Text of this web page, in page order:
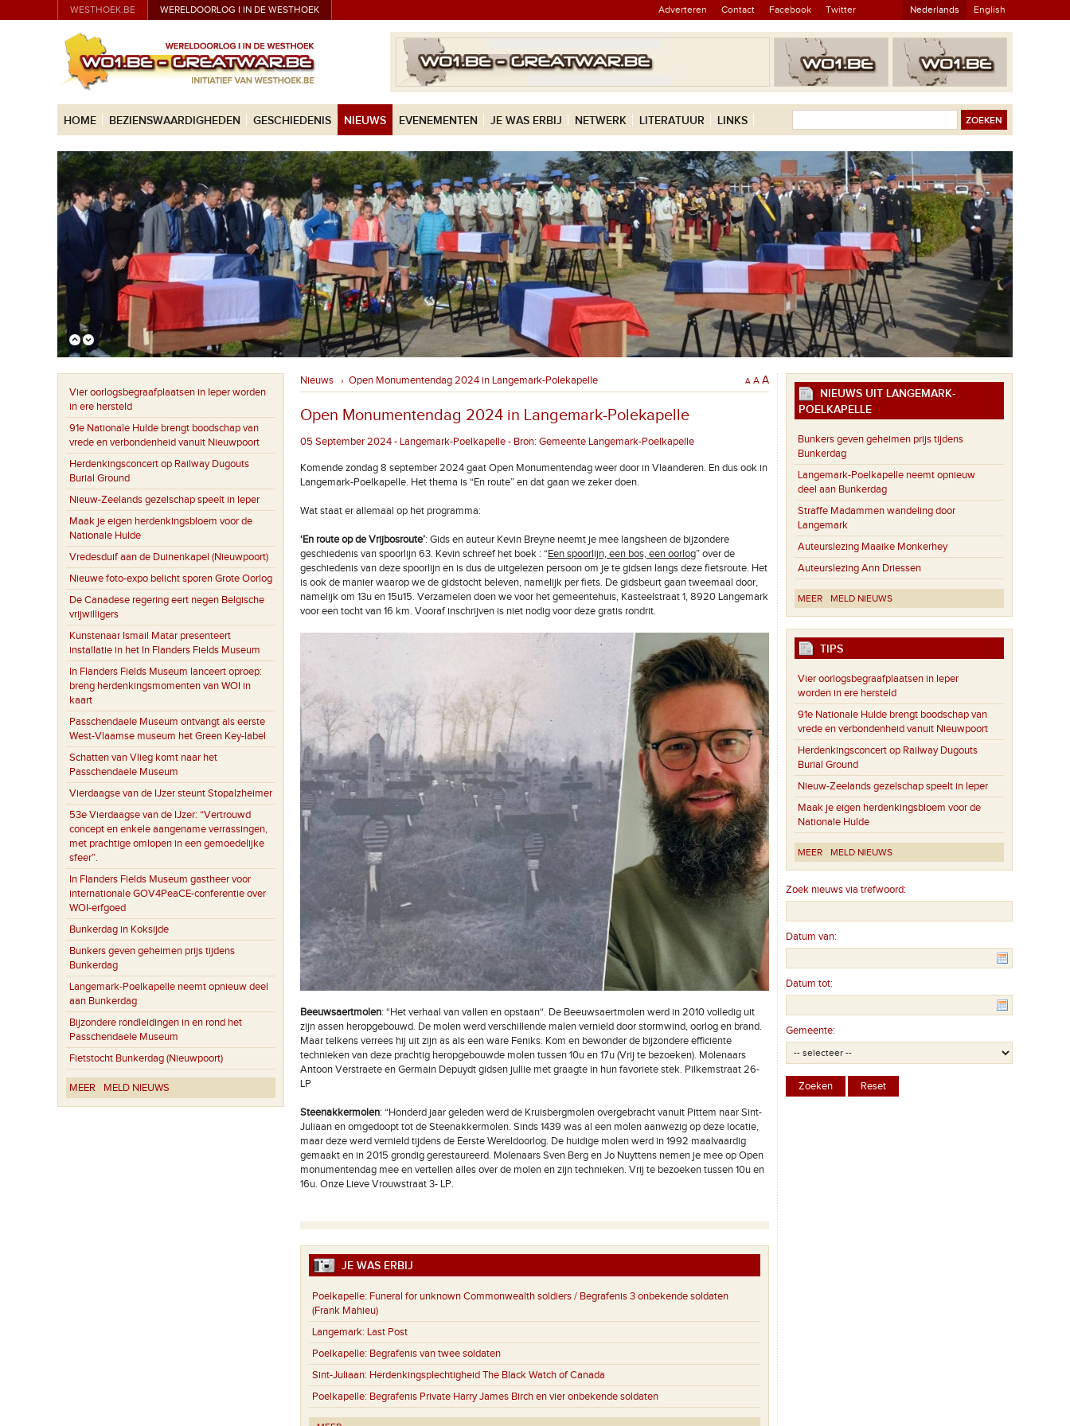
WESTHOEK.BE WERELDOORLOG I IN DE WESTHOEK Adverteren Contact Facebook Twitter Nederlands English
HOME BEZIENSWAARDIGHEDEN GESCHIEDENIS NIEUWS EVENEMENTEN JE WAS ERBIJ NETWERK LITERATUUR LINKS
Vier oorlogsbegraafplaatsen in Ieper worden
in ere hersteld
91e Nationale Hulde brengt boodschap van
vrede en verbondenheid vanuit Nieuwpoort
Herdenkingsconcert op Railway Dugouts
Burial Ground
Nieuw-Zeelands gezelschap speelt in Ieper
Maak je eigen herdenkingsbloem voor de
Nationale Hulde
Vredesduif aan de Duinenkapel (Nieuwpoort)
Nieuwe foto-expo belicht sporen Grote Oorlog
De Canadese regering eert negen Belgische
vrijwilligers
Kunstenaar Ismail Matar presenteert
installatie in het In Flanders Fields Museum
In Flanders Fields Museum lanceert oproep:
breng herdenkingsmomenten van WOI in
kaart
Passchendaele Museum ontvangt als eerste
West-Vlaamse museum het Green Key-label
Schatten van Vlieg komt naar het
Passchendaele Museum
Vierdaagse van de IJzer steunt Stopalzheimer
53e Vierdaagse van de IJzer: “Vertrouwd
concept en enkele aangename verrassingen,
met prachtige omlopen in een gemoedelijke
sfeer”.
In Flanders Fields Museum gastheer voor
internationale GOV4PeaCE-conferentie over
WOI-erfgoed
Bunkerdag in Koksijde
Bunkers geven geheimen prijs tijdens
Bunkerdag
Langemark-Poelkapelle neemt opnieuw deel
aan Bunkerdag
Bijzondere rondleidingen in en rond het
Passchendaele Museum
Fietstocht Bunkerdag (Nieuwpoort)
MEER MELD NIEUWS
Nieuws › Open Monumentendag 2024 in Langemark-Polekapelle A A A
Open Monumentendag 2024 in Langemark-Polekapelle
05 September 2024 - Langemark-Poelkapelle - Bron: Gemeente Langemark-Poelkapelle
Komende zondag 8 september 2024 gaat Open Monumentendag weer door in Vlaanderen. En dus ook in
Langemark-Poelkapelle. Het thema is “En route” en dat gaan we zeker doen.
Wat staat er allemaal op het programma:
‘En route op de Vrijbosroute’: Gids en auteur Kevin Breyne neemt je mee langsheen de bijzondere
geschiedenis van spoorlijn 63. Kevin schreef het boek : “Een spoorlijn, een bos, een oorlog” over de
geschiedenis van deze spoorlijn en is dus de uitgelezen persoon om je te gidsen langs deze fietsroute. Het
is ook de manier waarop we de gidstocht beleven, namelijk per fiets. De gidsbeurt gaan tweemaal door,
namelijk om 13u en 15u15. Verzamelen doen we voor het gemeentehuis, Kasteelstraat 1, 8920 Langemark
voor een tocht van 16 km. Vooraf inschrijven is niet nodig voor deze gratis rondrit.
Beeuwsaertmolen: “Het verhaal van vallen en opstaan“. De Beeuwsaertmolen werd in 2010 volledig uit
zijn assen heropgebouwd. De molen werd verschillende malen vernield door stormwind, oorlog en brand.
Maar telkens verrees hij uit zijn as als een ware Feniks. Kom en bewonder de bijzondere efficiënte
technieken van deze prachtig heropgebouwde molen tussen 10u en 17u (Vrij te bezoeken). Molenaars
Antoon Verstraete en Germain Depuydt gidsen jullie met graagte in hun favoriete stek. Pilkemstraat 26-
LP
Steenakkermolen: “Honderd jaar geleden werd de Kruisbergmolen overgebracht vanuit Pittem naar Sint-
Juliaan en omgedoopt tot de Steenakkermolen. Sinds 1439 was al een molen aanwezig op deze locatie,
maar deze werd vernield tijdens de Eerste Wereldoorlog. De huidige molen werd in 1992 maalvaardig
gemaakt en in 2015 grondig gerestaureerd. Molenaars Sven Berg en Jo Nuyttens nemen je mee op Open
monumentendag mee en vertellen alles over de molen en zijn technieken. Vrij te bezoeken tussen 10u en
16u. Onze Lieve Vrouwstraat 3- LP.
JE WAS ERBIJ
Poelkapelle: Funeral for unknown Commonwealth soldiers / Begrafenis 3 onbekende soldaten
(Frank Mahieu)
Langemark: Last Post
Poelkapelle: Begrafenis van twee soldaten
Sint-Juliaan: Herdenkingsplechtigheid The Black Watch of Canada
Poelkapelle: Begrafenis Private Harry James Birch en vier onbekende soldaten
NIEUWS UIT LANGEMARK-
POELKAPELLE
Bunkers geven geheimen prijs tijdens
Bunkerdag
Langemark-Poelkapelle neemt opnieuw
deel aan Bunkerdag
Straffe Madammen wandeling door
Langemark
Auteurslezing Maaike Monkerhey
Auteurslezing Ann Driessen
MEER MELD NIEUWS
TIPS
Vier oorlogsbegraafplaatsen in Ieper
worden in ere hersteld
91e Nationale Hulde brengt boodschap van
vrede en verbondenheid vanuit Nieuwpoort
Herdenkingsconcert op Railway Dugouts
Burial Ground
Nieuw-Zeelands gezelschap speelt in Ieper
Maak je eigen herdenkingsbloem voor de
Nationale Hulde
MEER MELD NIEUWS
Zoek nieuws via trefwoord:
Datum van:
Datum tot:
Gemeente: